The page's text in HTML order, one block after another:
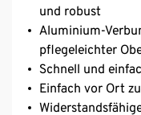
und robust
Aluminium-
pflegeleichter
Schnell und
Einfach vor Ort